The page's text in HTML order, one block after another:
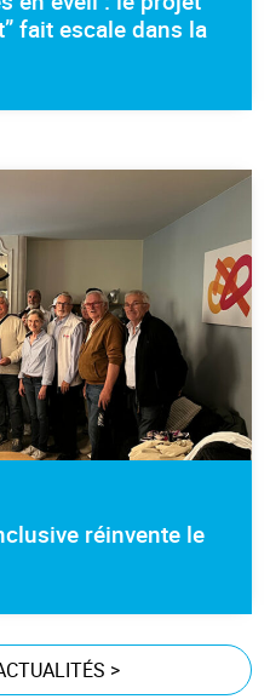
fait escale dans la
réinvente le
>